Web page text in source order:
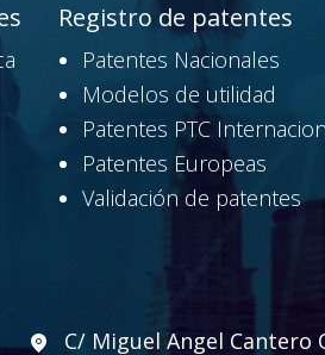
Registro de patentes
Patentes Nacionales
Modelos de utilidad
Patentes PTC
Patentes Europeas
Validación de patentes
C/ Miguel Angel Cantero